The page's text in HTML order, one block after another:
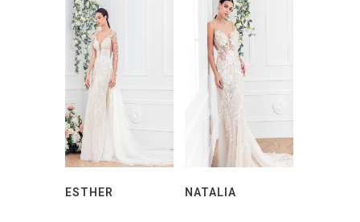
ESTHER NATALIA